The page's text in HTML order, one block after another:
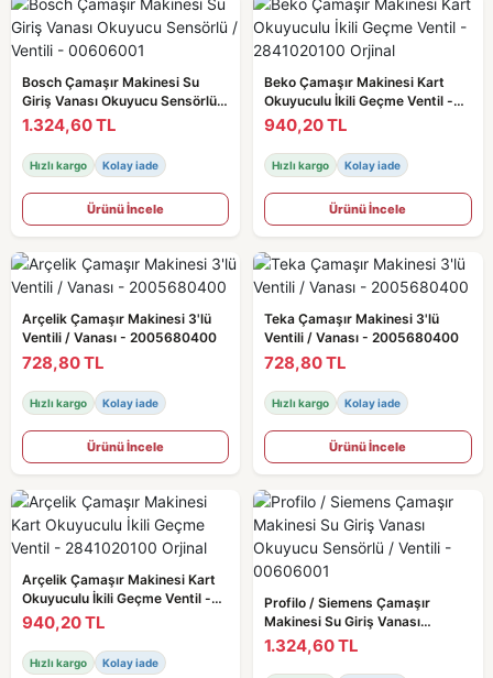
Bosch Çamaşır Makinesi Su
Giriş Vanası Okuyucu Sensörlü /
Ventili - 00606001
1.324,60 TL
Hızlı kargo Kolay iade
Ürünü İncele
Beko Çamaşır Makinesi Kart
Okuyuculu İkili Geçme Ventil -
2841020100 Orjinal
940,20 TL
Hızlı kargo Kolay iade
Ürünü İncele
Arçelik Çamaşır Makinesi 3'lü
Ventili / Vanası - 2005680400
728,80 TL
Hızlı kargo Kolay iade
Ürünü İncele
Teka Çamaşır Makinesi 3'lü
Ventili / Vanası - 2005680400
728,80 TL
Hızlı kargo Kolay iade
Ürünü İncele
Arçelik Çamaşır Makinesi Kart
Okuyuculu İkili Geçme Ventil -
2841020100 Orjinal
940,20 TL
Hızlı kargo Kolay iade
Profilo / Siemens Çamaşır
Makinesi Su Giriş Vanası
Okuyucu Sensörlü / Ventili -
00606001
1.324,60 TL